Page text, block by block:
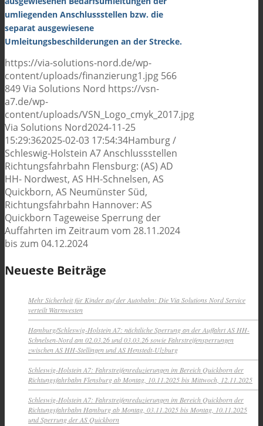
umliegenden Anschlussstellen bzw. die
separat ausgewiesene
Umleitungsbeschilderungen an der Strecke.
https://via-solutions-nord.de/wp-
content/uploads/finanzierung1.jpg 566
849Via Solutions Nord https://vsn-
a7.de/wp-
content/uploads/VSN_Logo_cmyk_2017.jpg
Via Solutions Nord2024-11-25
15:29:362025-02-03 17:54:34Hamburg /
Schleswig-Holstein A7 Anschlussstellen
Richtungsfahrbahn Flensburg: (AS) AD
HH- Nordwest, AS HH-Schnelsen, AS
Quickborn, AS Neumünster Süd,
Richtungsfahrbahn Hannover: AS
Quickborn Tageweise Sperrung der
Auffahrten im Zeitraum vom 28.11.2024
bis zum 04.12.2024
Neueste Beiträge
Mehr Sicherheit für Kinder auf der Autobahn: Die Via Solutions Nord Service
verteilt Warnwesten
Hamburg/Schleswig-Holstein A7: nächtliche Sperrung an der Auffahrt AS HH-
Schnelsen-Nord am 02.03.26 und 03.03.26 sowie Fahrstreifensperrungen
zwischen AS HH-Stellingen und AS Henstedt-Ulzburg
Schleswig-Holstein A7: Fahrstreifenreduzierungen im Bereich Quickborn der
Richtungsfahrbahn Flensburg ab Montag, 10.11.2025 bis Mittwoch, 12.11.2025
Schleswig-Holstein A7: Fahrstreifenreduzierungen im Bereich Quickborn der
Richtungsfahrbahn Hamburg ab Montag, 03.11.2025 bis Montag, 10.11.2025
und Sperrung der AS Quickborn